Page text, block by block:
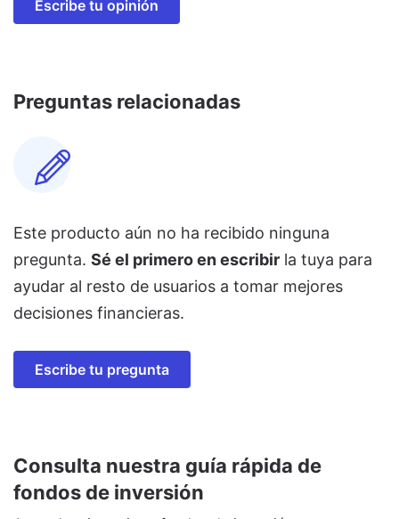
Escribe tu opinión
Preguntas relacionadas
Este producto aún no ha recibido ninguna
pregunta. Sé el primero en escribir la tuya para
ayudar al resto de usuarios a tomar mejores
decisiones financieras.
Escribe tu pregunta
Consulta nuestra guía rápida de
fondos de inversión